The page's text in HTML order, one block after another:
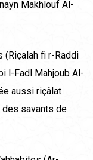
Makhlouf Al-
(Riçalah fi r-Raddi
l-Fadl Mahjoub Al-
aussi riçâlat
des savants de